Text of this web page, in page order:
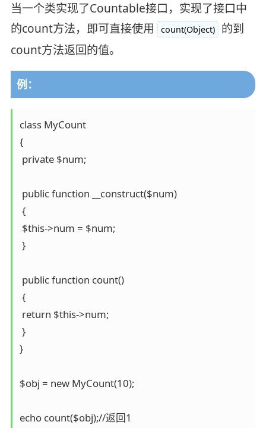
当一个类实现了Countable接口，实现了接口中
的count方法，即可直接使用
count(Object)
的到
count方法返回的值。
例：
class MyCount
{
private $num;
public function __construct($num)
{
$this->num = $num;
}
public function count()
{
return $this->num;
}
}
$obj = new MyCount(10);
echo count($obj);//返回1